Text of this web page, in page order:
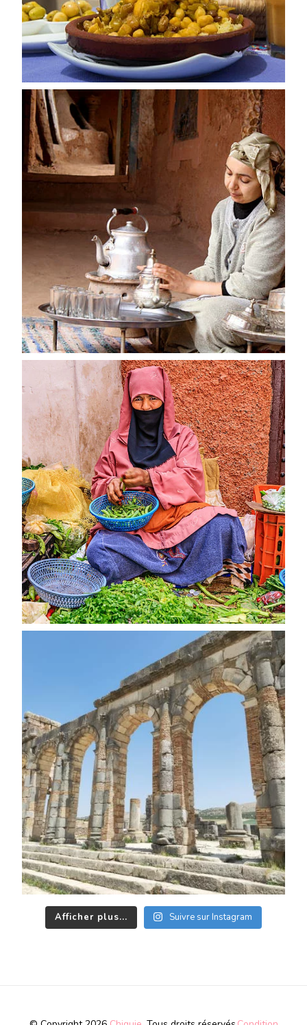
Afficher plus... Suivre sur Instagram